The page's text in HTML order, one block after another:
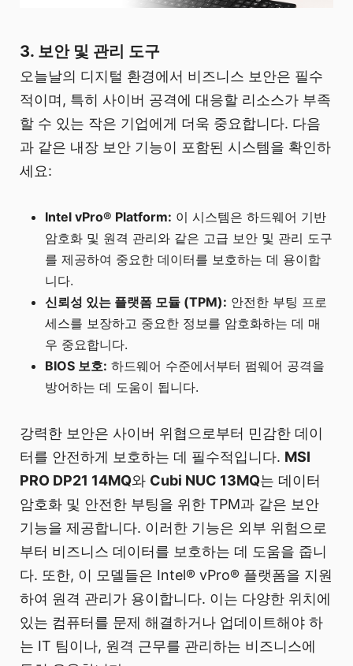
3. 보안 및 관리 도구
오늘날의 디지털 환경에서 비즈니스 보안은 필수
적이며, 특히 사이버 공격에 대응할 리소스가 부족
할 수 있는 작은 기업에게 더욱 중요합니다. 다음
과 같은 내장 보안 기능이 포함된 시스템을 확인하
세요:
Intel vPro® Platform: 이 시스템은 하드웨어 기반
암호화 및 원격 관리와 같은 고급 보안 및 관리 도구
를 제공하여 중요한 데이터를 보호하는 데 용이합
니다.
신뢰성 있는 플랫폼 모듈 (TPM): 안전한 부팅 프로
세스를 보장하고 중요한 정보를 암호화하는 데 매
우 중요합니다.
BIOS 보호: 하드웨어 수준에서부터 펌웨어 공격을
방어하는 데 도움이 됩니다.
강력한 보안은 사이버 위협으로부터 민감한 데이
터를 안전하게 보호하는 데 필수적입니다. MSI
PRO DP21 14MQ와 Cubi NUC 13MQ는 데이터
암호화 및 안전한 부팅을 위한 TPM과 같은 보안
기능을 제공합니다. 이러한 기능은 외부 위험으로
부터 비즈니스 데이터를 보호하는 데 도움을 줍니
다. 또한, 이 모델들은 Intel® vPro® 플랫폼을 지원
하여 원격 관리가 용이합니다. 이는 다양한 위치에
있는 컴퓨터를 문제 해결하거나 업데이트해야 하
는 IT 팀이나, 원격 근무를 관리하는 비즈니스에